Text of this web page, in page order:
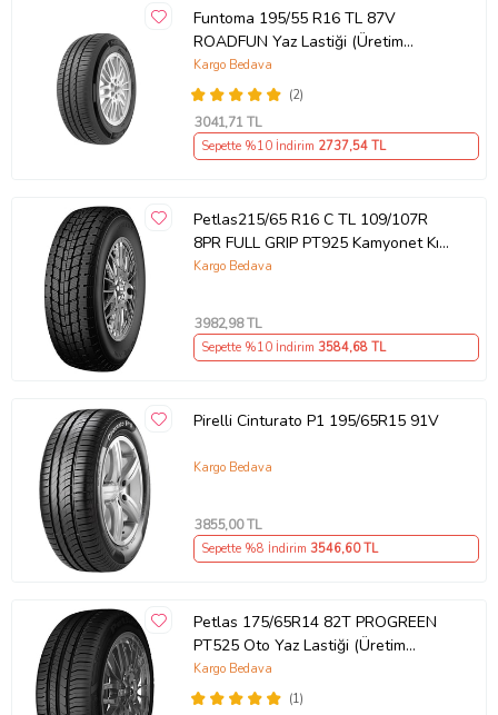
Funtoma 195/55 R16 TL 87V
ROADFUN Yaz Lastiği (Üretim
Tarihi:2026)
(2)
Kargo Bedava
3041,71 TL
Sepette %10 İndirim 2737,54 TL
Petlas215/65 R16 C TL 109/107R
8PR FULL GRIP PT925 Kamyonet Kış
Lastiği (Üretim Tarihi:2022)
Kargo Bedava
3982,98 TL
Sepette %10 İndirim 3584,68 TL
Pirelli Cinturato P1 195/65R15 91V
Kargo Bedava
3855,00 TL
Sepette %8 İndirim 3546,60 TL
Petlas 175/65R14 82T PROGREEN
PT525 Oto Yaz Lastiği (Üretim
YILI:2025)
(1)
Kargo Bedava